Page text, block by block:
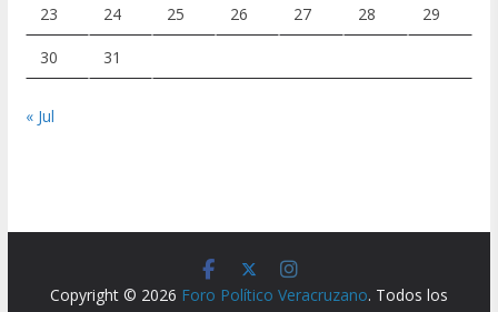
23 24 25 26 27 28 29
30 31
« Jul
Copyright © 2026 Foro Político Veracruzano. Todos los